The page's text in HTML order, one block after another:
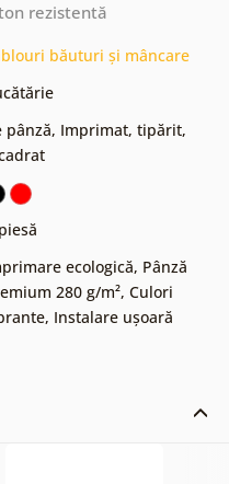
rezistentă
băuturi și mâncare
pânză, Imprimat, tipărit,
ecologică, Pânză
280 g/m², Culori
, Instalare ușoară